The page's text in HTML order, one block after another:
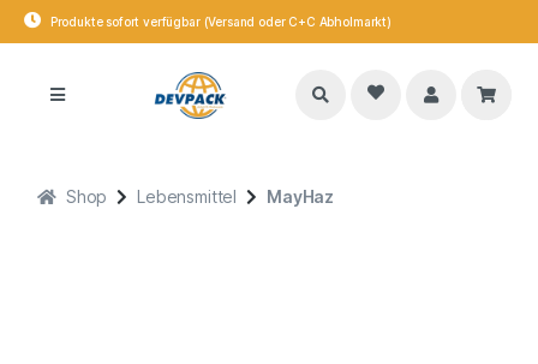
Produkte sofort verfügbar (Versand oder C+C Abholmarkt)
Shop Lebensmittel MayHaz